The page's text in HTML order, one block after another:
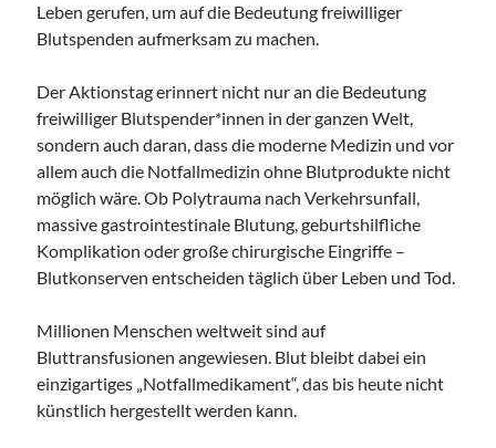
Leben gerufen, um auf die Bedeutung freiwilliger
Blutspenden aufmerksam zu machen.
Der Aktionstag erinnert nicht nur an die Bedeutung
freiwilliger Blutspender*innen in der ganzen Welt,
sondern auch daran, dass die moderne Medizin und vor
allem auch die Notfallmedizin ohne Blutprodukte nicht
möglich wäre. Ob Polytrauma nach Verkehrsunfall,
massive gastrointestinale Blutung, geburtshilfliche
Komplikation oder große chirurgische Eingriffe –
Blutkonserven entscheiden täglich über Leben und Tod.
Millionen Menschen weltweit sind auf
Bluttransfusionen angewiesen. Blut bleibt dabei ein
einzigartiges „Notfallmedikament“, das bis heute nicht
künstlich hergestellt werden kann.